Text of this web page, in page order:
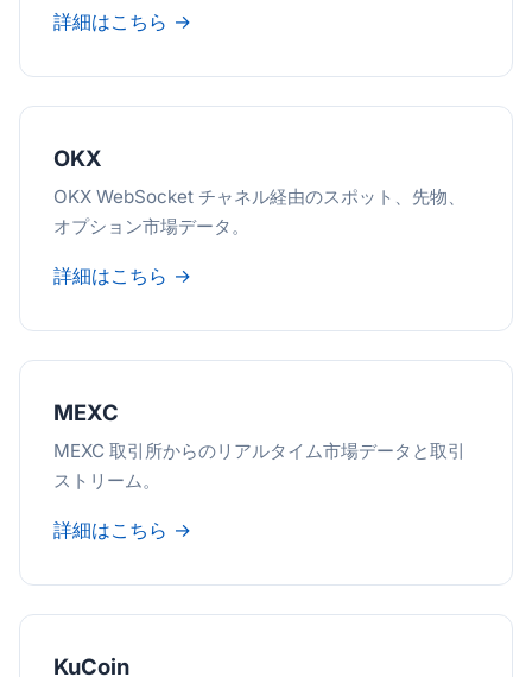
詳細はこちら →
OKX
OKX WebSocket チャネル経由のスポット、先物、
オプション市場データ。
詳細はこちら →
MEXC
MEXC 取引所からのリアルタイム市場データと取引
ストリーム。
詳細はこちら →
KuCoin